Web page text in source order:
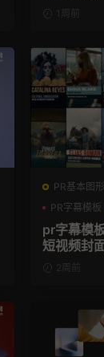
1周前
PR基本图
PR字幕模板
pr字幕模
短视频封
2周前